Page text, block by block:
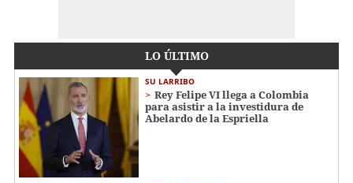
LO ÚLTIMO
SU LARRIBO
Rey Felipe VI llega a Colombia
para asistir a la investidura de
Abelardo de la Espriella